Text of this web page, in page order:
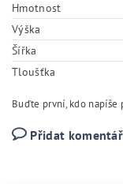
Hmotnost
Výška
Šířka
Tloušťka
Buďte první, kdo napíše
Přidat komentář